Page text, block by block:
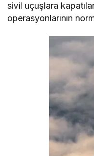
sivil uçuşlara
operasyonlarının